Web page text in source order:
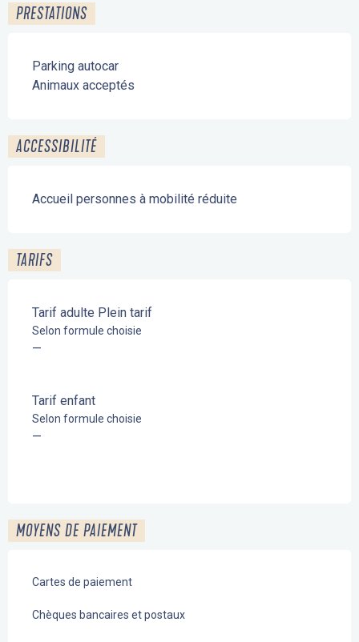
PRESTATIONS
Parking autocar
Animaux acceptés
ACCESSIBILITÉ
Accueil personnes à mobilité réduite
TARIFS
Tarif adulte Plein tarif
Selon formule choisie
—
Tarif enfant
Selon formule choisie
—
MOYENS DE PAIEMENT
Cartes de paiement
Chèques bancaires et postaux